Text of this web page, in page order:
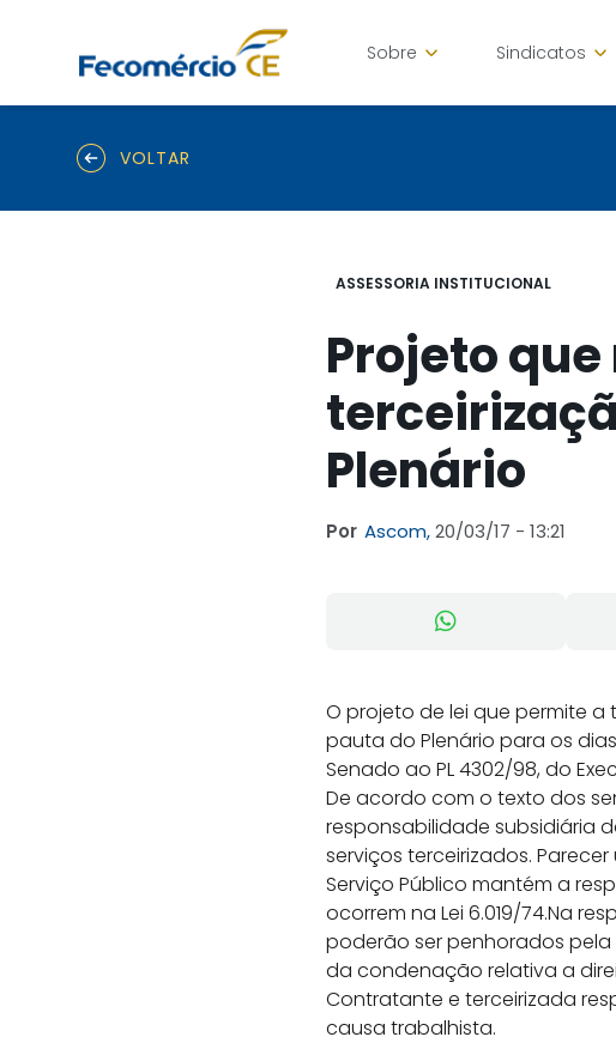
Sobre Sindicatos
VOLTAR
ASSESSORIA INSTITUCIONAL
Projeto
Plenário
Por Ascom,20/03/17 - 13:21
O projeto de lei que permite
pauta do Plenário para os
Senado ao PL 4302/98, do
De acordo com o texto dos
responsabilidade subsidiária
serviços terceirizados.
Serviço Público mantém a
ocorrem na Lei 6.019/74.Na
poderão ser penhorados
da condenação relativa a
Contratante e terceirizada
causa trabalhista.